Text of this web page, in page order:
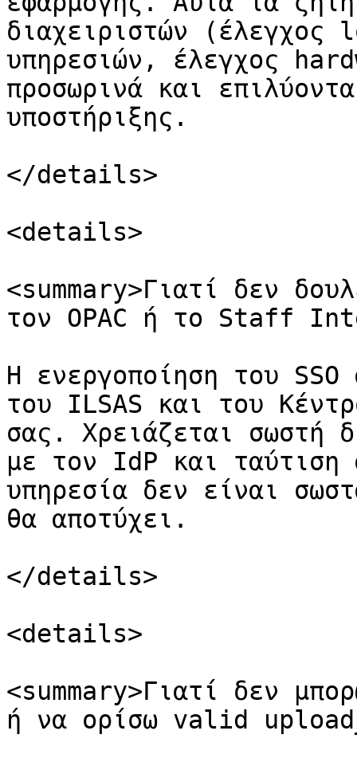
διαχειριστών (έλεγχος
υπηρεσιών, έλεγχος
προσωρινά και
υποστήριξης.
</details>
<details>
<summary>Γιατί δεν
τον OPAC ή το Staff
Η ενεργοποίηση του
του ILSAS και του
σας. Χρειάζεται σωστή
με τον IdP και ταύτιση
υπηρεσία δεν είναι
θα αποτύχει.
</details>
<details>
<summary>Γιατί δεν
ή να ορίσω valid